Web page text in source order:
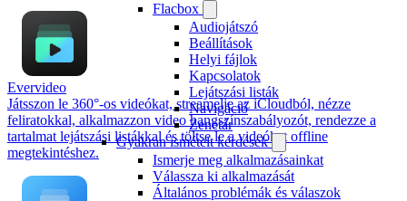
Flacbox
Audiojátszó
Beállítások
Helyi fájlok
Kapcsolatok
Lejátszási listák
Navigáció
Zenetár
Gyakran ismételt kérdések
Ismerje meg alkalmazásainkat
Válassza ki alkalmazását
Általános problémák és válaszok
Evervideo
Játsszon le 360°-os videókat, streamelje az iCloudból, nézze
feliratokkal, alkalmazzon video hangszínszabályozót, rendezze a
tartalmat lejátszási listákkal és töltse le a videókat offline
megtekintéshez.